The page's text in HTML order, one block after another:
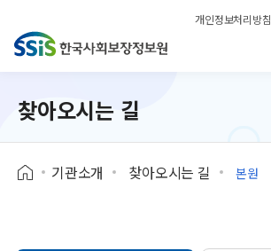
개인정보처리방침
찾아오시는 길
기관소개 찾아오시는 길 본원